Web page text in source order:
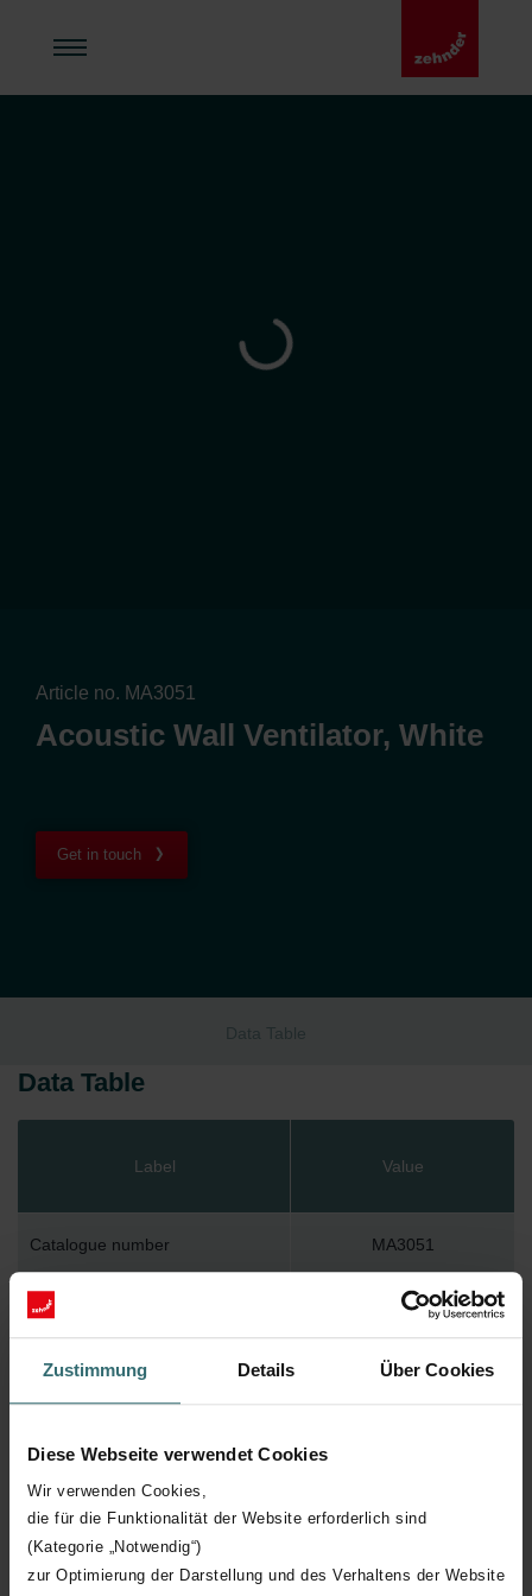
Zustimmung Details Über Cookies
Diese Webseite verwendet Cookies
Wir verwenden Cookies,
die für die Funktionalität der Website erforderlich sind
(Kategorie „Notwendig“)
zur Optimierung der Darstellung und des Verhaltens der Website
Article no. MA3051
Acoustic Wall Ventilator, White
Get in touch
Data Table
Data Table
Label Value
Catalogue number MA3051
GTIN 5030216564121
loading...